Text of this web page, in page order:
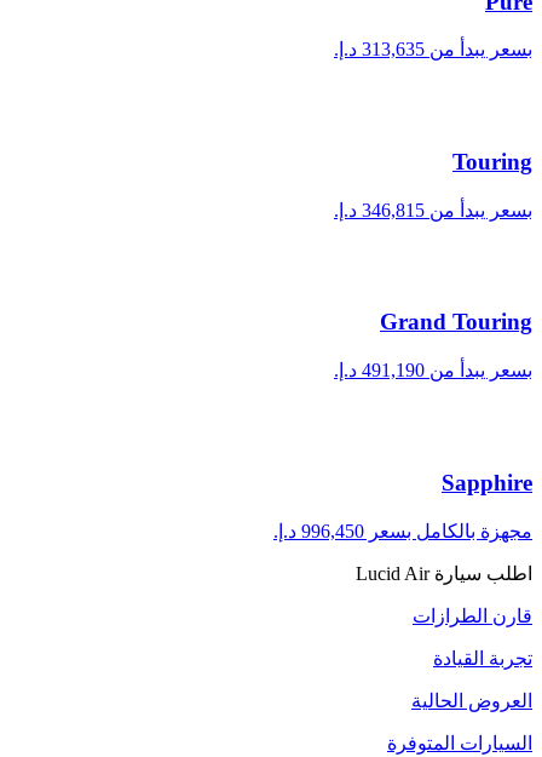
بسعر يبدأ من ‏313,635 د.إ.‏
Touring
بسعر يبدأ من ‏346,815 د.إ.‏
Grand Touring
بسعر يبدأ من ‏491,190 د.إ.‏
Sapphire
مجهزة بالكامل بسعر ‏996,450 د.إ.‏
اطلب سيارة Lucid Air
قارن الطرازات
تجربة القيادة
العروض الحالية
السيارات المتوفرة